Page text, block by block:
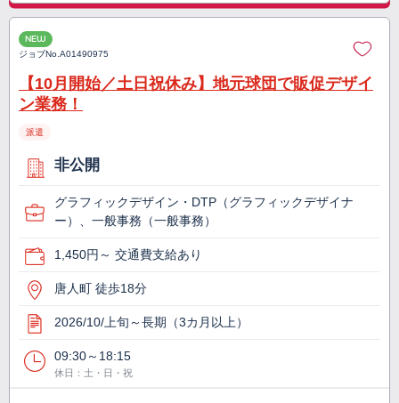
NEW
ジョブNo.A01490975
【10月開始／土日祝休み】地元球団で販促デザイ
ン業務！
派遣
非公開
グラフィックデザイン・DTP（グラフィックデザイナ
ー）、一般事務（一般事務）
1,450円～ 交通費支給あり
唐人町 徒歩18分
2026/10/上旬～長期（3カ月以上）
09:30～18:15
休日：土・日・祝